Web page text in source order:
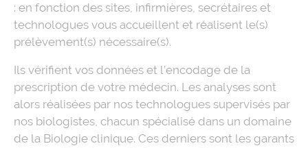
: en fonction des sites, infirmières, secrétaires et
technologues vous accueillent et réalisent le(s)
prélèvement(s) nécessaire(s).
Ils vérifient vos données et l’encodage de la
prescription de votre médecin. Les analyses sont
alors réalisées par nos technologues supervisés par
nos biologistes, chacun spécialisé dans un domaine
de la Biologie clinique. Ces derniers sont les garants